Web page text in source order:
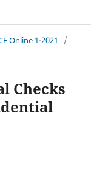
Online 1-2021
/
Checks